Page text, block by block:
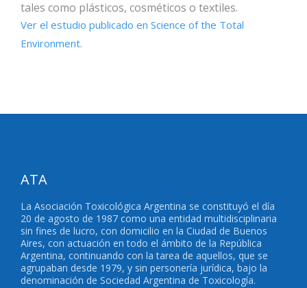
tales como plásticos, cosméticos o textiles.
Ver el estudio publicado en Science of the Total
Environment.
ATA
La Asociación Toxicológica Argentina se constituyó el día
20 de agosto de 1987 como una entidad multidisciplinaria
sin fines de lucro, con domicilio en la Ciudad de Buenos
Aires, con actuación en todo el ámbito de la República
Argentina, continuando con la tarea de aquellos, que se
agrupaban desde 1979, y sin personería jurídica, bajo la
denominación de Sociedad Argentina de Toxicología.